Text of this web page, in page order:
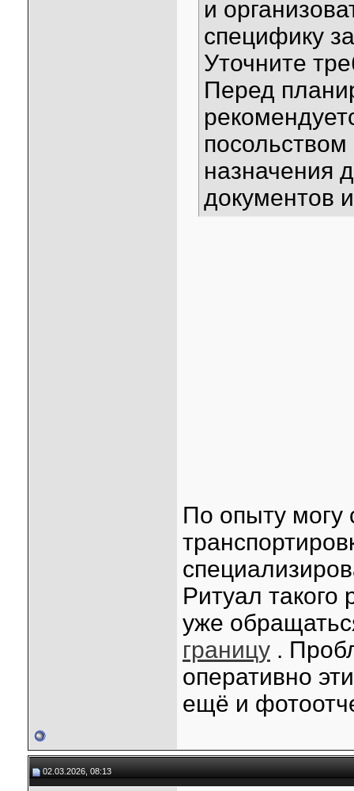
и
специфику
Уточните
Перед
назначения
документов
По опыту могу
Ритуал такого
уже
границу .
оперативно
ещё и
02.03.2026, 08:13